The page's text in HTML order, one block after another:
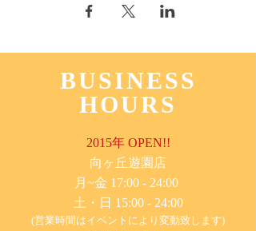
BUSINESS
HOURS
2015年 OPEN!!
​向ヶ丘遊園店
月~金 17:00 - 24:00
土・日 15:00 - 24:00
(営業時間はイベントにより変動致します)